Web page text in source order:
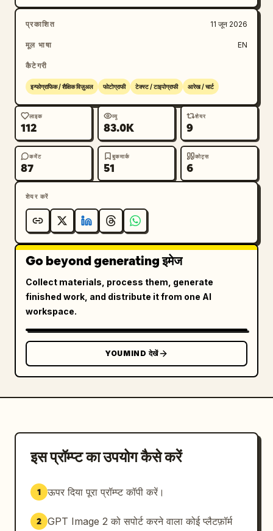
   - “(2) 最多结点数 = (k^h - 1)/(k - 1)，最少
结点数 = k(h-1)+1。”
स्पष्टीकरण के साथ ठीक 5 स्यूडोकोड लाइनें शामिल हैं। लिखें:
   - “WPL：遍历二叉树，遇到叶子就加 weight ×
   - “根深度为 0。”
   - “代码大意:”
   फिर इसके नीचे निम्नलिखित 5 कोड लाइनों को केंद्र में रखें
या इंडेंट करें:
   - “if(root == NULL) return 0;”
   - “return root->weight * depth;”
   - “return WPL(root->left, depth+1) +”
   - “WPL(root->right, depth+1);”
3. अनुभाग 3 में बाइनरी ट्री और फॉरेस्ट कन्वर्जन का वर्णन करने
   - “森林按左孩子右兄弟关系转换即可。”
   अनुभाग संख्या “3.” बाएं मार्जिन से शुरू होनी चाहिए, और
टेक्स्ट पेज के निचले आधे हिस्से में जारी रहना चाहिए।
चाहिए। लाइन वाली लाइनों के साथ थोड़ी अपूर्ण संरेखण वांछनीय
है।
टाइप किए गए फोंट न जोड़ें। ठीक 3 क्रमांकित अनुभाग, अनुभाग
और केवल सूचीबद्ध चीनी होमवर्क टेक्स्ट रखें।
प्रकाशित 11 जून 2026
मूल भाषा EN
कैटेगरी
इन्फोग्राफिक / शैक्षिक विज़ुअल फोटोग्राफी टेक्स्ट / टाइपोग्राफी आरेख / चार्ट
लाइक
112
व्यू
83.0K
शेयर
9
कमेंट
87
बुकमार्क
51
कोट्स
6
शेयर करें
Go beyond generating इमेज
Collect materials, process them, generate
finished work, and distribute it from one AI
workspace.
YOUMIND देखें
इस प्रॉम्प्ट का उपयोग कैसे करें
1 ऊपर दिया पूरा प्रॉम्प्ट कॉपी करें।
2 GPT Image 2 को सपोर्ट करने वाला कोई प्लैटफ़ॉर्म